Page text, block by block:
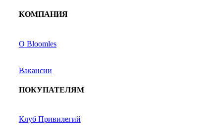
КОМПАНИЯ
О Bloomles
Вакансии
ПОКУПАТЕЛЯМ
Клуб Привилегий